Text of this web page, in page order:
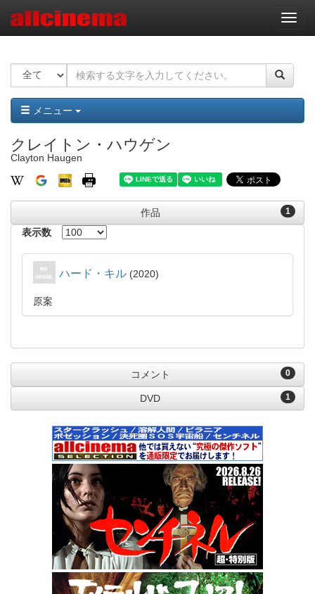
ナ
ビ
ー
ョ
ン
メニュー
クレイトン・ハウゲン
Clayton Haugen
1
作品
表示数
ハード・キル 2020
原案
0
コメント
1
DVD